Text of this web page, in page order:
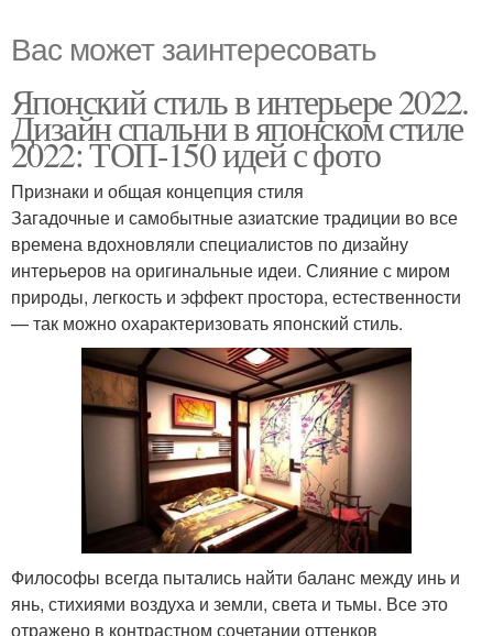
Вас может заинтересовать
Японский стиль в интерьере 2022.
Дизайн спальни в японском стиле
2022: ТОП-150 идей с фото
Признаки и общая концепция стиля
Загадочные и самобытные азиатские традиции во все
времена вдохновляли специалистов по дизайну
интерьеров на оригинальные идеи. Слияние с миром
природы, легкость и эффект простора, естественности
— так можно охарактеризовать японский стиль.
Философы всегда пытались найти баланс между инь и
янь, стихиями воздуха и земли, света и тьмы. Все это
отражено в контрастном сочетании оттенков